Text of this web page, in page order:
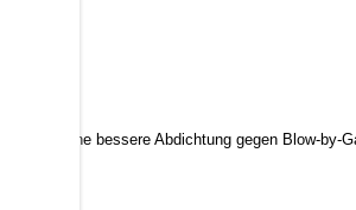
somit eine bessere Abdichtung gegen Blow-by-